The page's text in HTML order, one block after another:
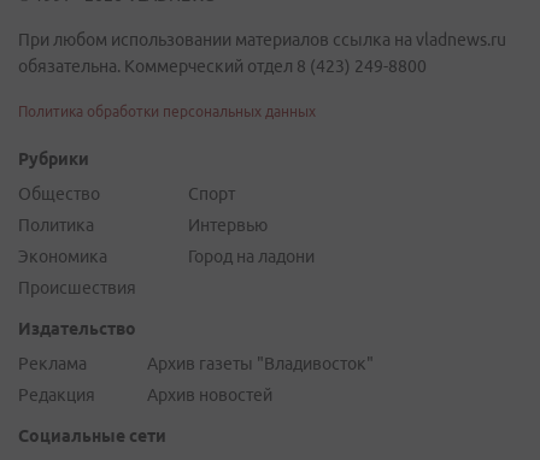
При любом использовании материалов ссылка на vladnews.ru
обязательна. Коммерческий отдел 8 (423) 249-8800
Политика обработки персональных данных
Рубрики
Общество
Политика
Экономика
Происшествия
Спорт
Интервью
Город на ладони
Издательство
Реклама
Редакция
Архив газеты "Владивосток"
Архив новостей
Социальные сети